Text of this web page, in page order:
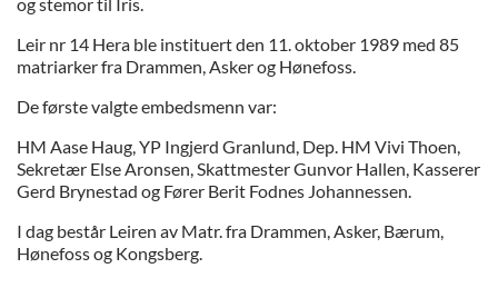
Leir nr 14 Hera ble instituert den 11. oktober 1989 med 85
matriarker fra Drammen, Asker og Hønefoss.
De første valgte embedsmenn var:
HM Aase Haug, YP Ingjerd Granlund, Dep. HM Vivi Thoen,
Sekretær Else Aronsen, Skattmester Gunvor Hallen, Kasserer
Gerd Brynestad og Fører Berit Fodnes Johannessen.
I dag består Leiren av Matr. fra Drammen, Asker, Bærum,
Hønefossog Kongsberg.